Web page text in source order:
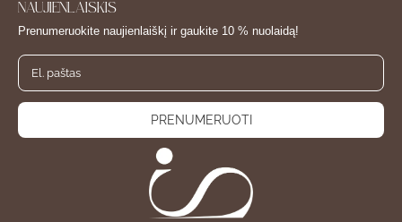
NAUJIENLAIŠKIS
Prenumeruokite naujienlaiškį ir gaukite 10 % nuolaidą!
PRENUMERUOTI